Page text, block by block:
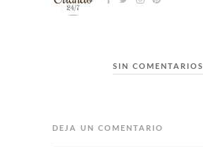
SIN COMENTARIOS
DEJA UN COMENTARIO